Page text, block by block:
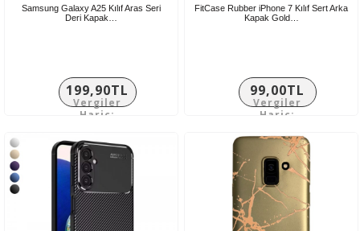
Samsung Galaxy A25 Kılıf Aras Seri
Deri Kapak…
199,90TL
Vergiler
Hariç:
FitCase Rubber iPhone 7 Kılıf Sert Arka
Kapak Gold…
99,00TL
Vergiler
Hariç: